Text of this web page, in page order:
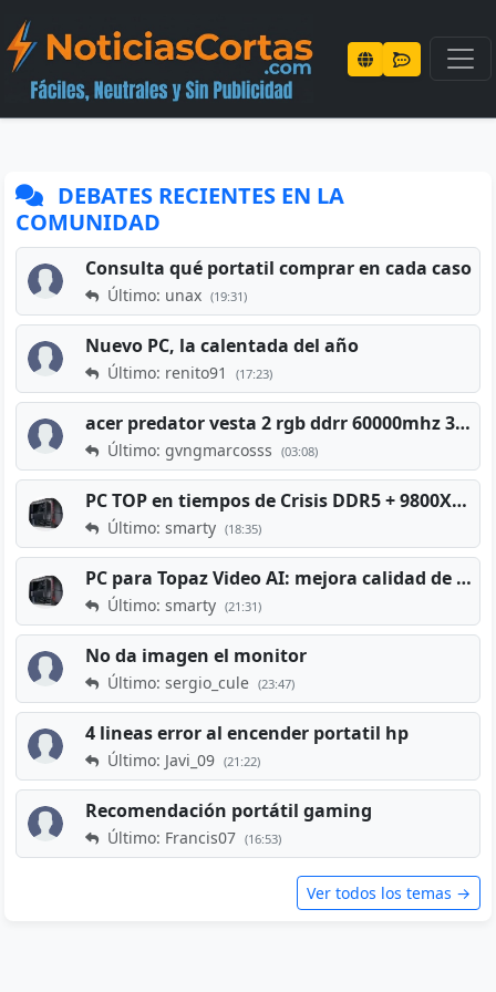
DEBATES RECIENTES EN LA
COMUNIDAD
Consulta qué portatil comprar en cada caso
Último: unax (19:31)
Nuevo PC, la calentada del año
Último: renito91 (17:23)
acer predator vesta 2 rgb ddrr 60000mhz 32gb x2 16gb
Último: gvngmarcosss (03:08)
PC TOP en tiempos de Crisis DDR5 + 9800X3D + RTX 5080 [2026][2400€]
Último: smarty (18:35)
PC para Topaz Video AI: mejora calidad de vídeos viejos
Último: smarty (21:31)
No da imagen el monitor
Último: sergio_cule (23:47)
4 lineas error al encender portatil hp
Último: Javi_09 (21:22)
Recomendación portátil gaming
Último: Francis07 (16:53)
Ver todos los temas →